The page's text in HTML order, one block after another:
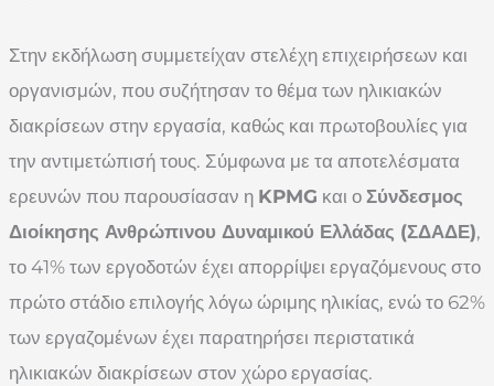
Στην εκδήλωση συμμετείχαν στελέχη επιχειρήσεων και
οργανισμών, που συζήτησαν το θέμα των ηλικιακών
διακρίσεων στην εργασία, καθώς και πρωτοβουλίες για
την αντιμετώπισή τους. Σύμφωνα με τα αποτελέσματα
ερευνών που παρουσίασαν η KPMG και ο Σύνδεσμος
Διοίκησης Ανθρώπινου Δυναμικού Ελλάδας (ΣΔΑΔΕ),
το 41% των εργοδοτών έχει απορρίψει εργαζόμενους στο
πρώτο στάδιο επιλογής λόγω ώριμης ηλικίας, ενώ το 62%
των εργαζομένων έχει παρατηρήσει περιστατικά
ηλικιακών διακρίσεων στον χώρο εργασίας.